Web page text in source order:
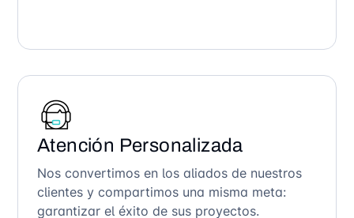
Atención Personalizada
Nos convertimos en los aliados de nuestros
clientes y compartimos una misma meta:
garantizar el éxito de sus proyectos.